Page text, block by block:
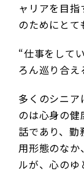
ャリアを目
のためにとて
“仕事をして
ろん巡り合え
多くのシニア
のは心身の
話であり、
用形態のな
ルが、心のゆ